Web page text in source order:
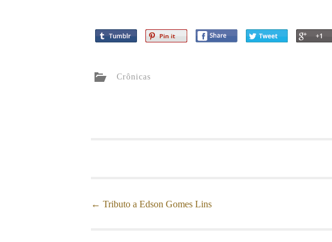
Crônicas
Post navigation
← Tributo a Edson Gomes Lins